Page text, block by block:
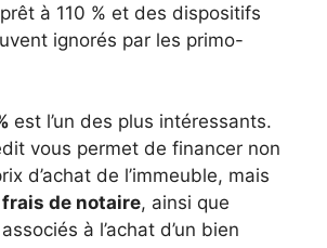
à 110 % et des dispositifs
ignorés par les primo-
est l’un des plus intéressants.
vous permet de financer non
d’achat de l’immeuble, mais
frais de notaire, ainsi que
à l’achat d’un bien